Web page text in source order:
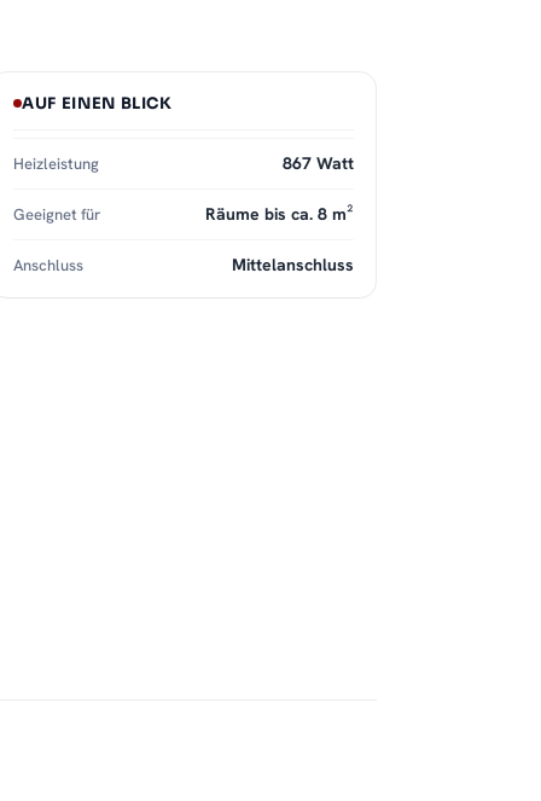
AUF EINEN BLICK
Heizleistung 867 Watt
Geeignet für Räume bis ca. 8 m²
Anschluss Mittelanschluss